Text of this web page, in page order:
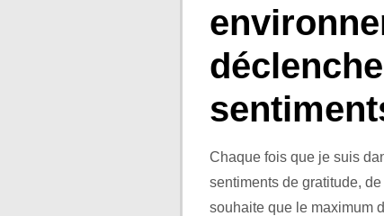
Chaque fois que je suis
sentiments de gratitude,
souhaite que le maximum